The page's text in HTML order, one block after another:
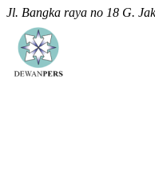
Jl. Bangka raya no 18 G.